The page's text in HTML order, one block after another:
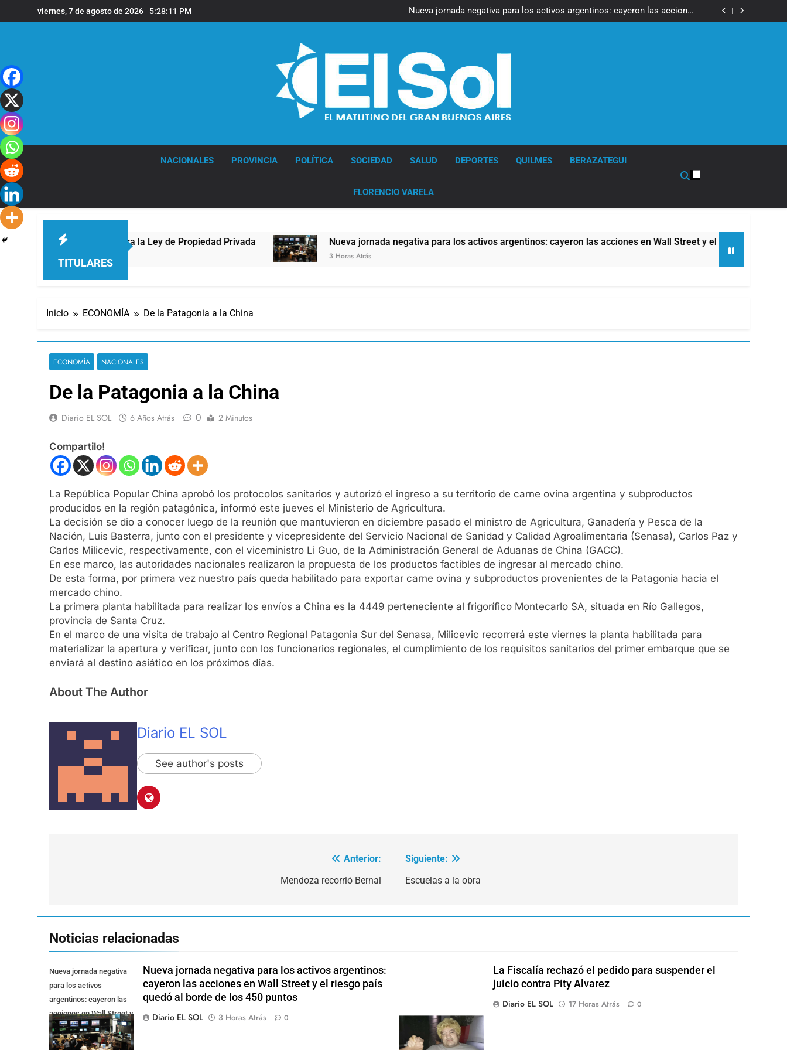
al
viernes, 7 de agosto de 2026 5:28:12 PM
Ley de Propiedad Privada
Nueva jornada negativa para los activos argentinos: cayeron las acciones
en Wall Street y el riesgo país quedó al borde de los 450 puntos
Jorge Macri condenó los disturbios frente al Congreso y calificó a los
Nueva jornada negativa para los activos argentinos: cayeron las acciones
Jorge Macri condenó los disturbios frente al Congreso y calificó a los
Día Internacional de la Cerveza: los tres secretos para servirla
NACIONALES PROVINCIA POLÍTICA SOCIEDAD SALUD DEPORTES QUILMES BERAZATEGUI
FLORENCIO VARELA
TITULARES
al Congreso contra la Ley de Propiedad Privada Nueva jornada negativa para los activos argentinos: cayeron las acciones en Wall Street y el riesgo país quedó al
3 Horas Atrás
Inicio ECONOMÍA De la Patagonia a la China
ECONOMÍA NACIONALES
De la Patagonia a la China
Diario EL SOL 6 Años Atrás 0 2 Minutos
Compartilo!
La República Popular China aprobó los protocolos sanitarios y autorizó el ingreso a su territorio de carne ovina argentina y subproductos
producidos en la región patagónica, informó este jueves el Ministerio de Agricultura.
La decisión se dio a conocer luego de la reunión que mantuvieron en diciembre pasado el ministro de Agricultura, Ganadería y Pesca de la
Nación, Luis Basterra, junto con el presidente y vicepresidente del Servicio Nacional de Sanidad y Calidad Agroalimentaria (Senasa), Carlos Paz y
Carlos Milicevic, respectivamente, con el viceministro Li Guo, de la Administración General de Aduanas de China (GACC).
En ese marco, las autoridades nacionales realizaron la propuesta de los productos factibles de ingresar al mercado chino.
De esta forma, por primera vez nuestro país queda habilitado para exportar carne ovina y subproductos provenientes de la Patagonia hacia el
mercado chino.
La primera planta habilitada para realizar los envíos a China es la 4449 perteneciente al frigorífico Montecarlo SA, situada en Río Gallegos,
provincia de Santa Cruz.
En el marco de una visita de trabajo al Centro Regional Patagonia Sur del Senasa, Milicevic recorrerá este viernes la planta habilitada para
materializar la apertura y verificar, junto con los funcionarios regionales, el cumplimiento de los requisitos sanitarios del primer embarque que se
enviará al destino asiático en los próximos días.
About The Author
Diario EL SOL
See author's posts
Anterior:
Mendoza recorrió Bernal
Siguiente:
Escuelas a la obra
Noticias relacionadas
Nueva jornada negativa
para los activos
argentinos: cayeron las
acciones en Wall Street y
el riesgo país quedó al
borde de los 450 punt
Nueva jornada negativa para los activos argentinos:
cayeron las acciones en Wall Street y el riesgo país
quedó al borde de los 450 puntos
Diario EL SOL
3 Horas Atrás 0
La Fiscalía rechazó el pedido para suspender el
juicio contra Pity Alvarez
Diario EL SOL
17 Horas Atrás 0